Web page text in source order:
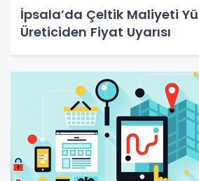
İpsala’da Çeltik Maliyeti
Üreticiden Fiyat Uyarısı